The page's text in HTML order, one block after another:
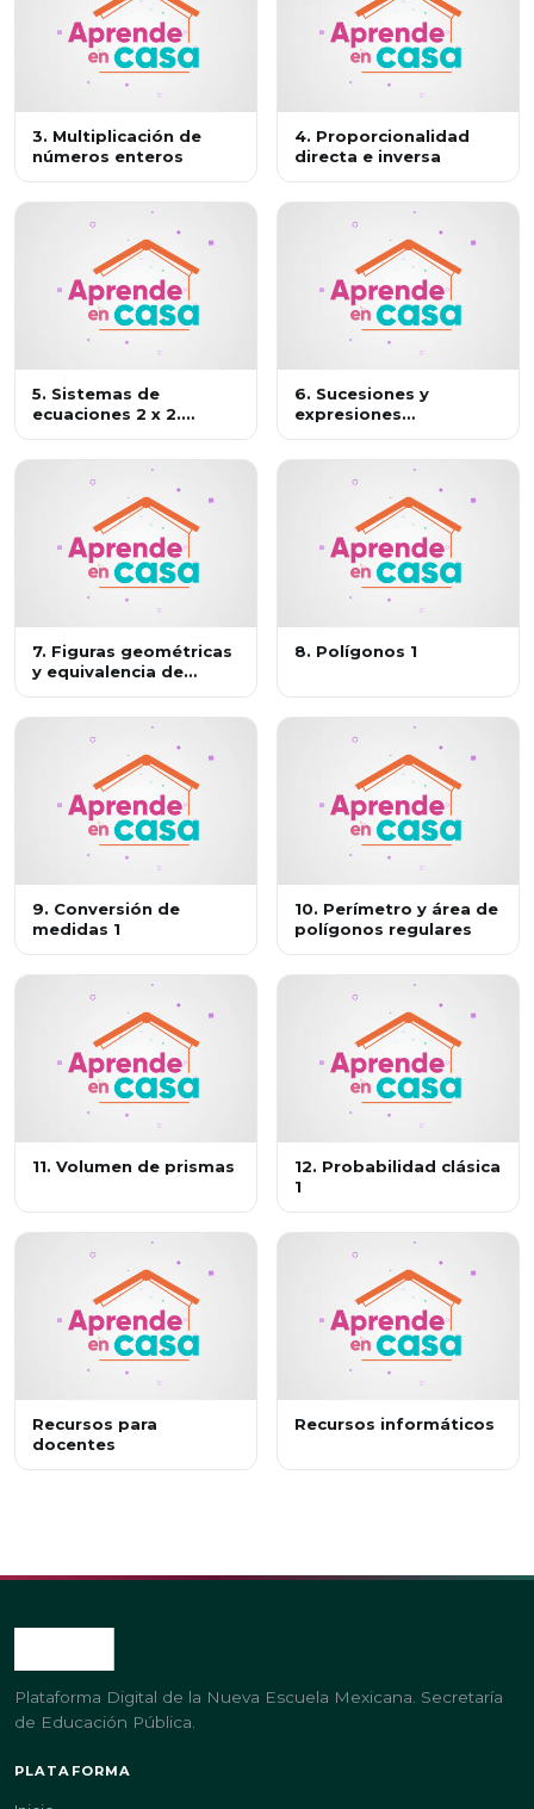
3. Multiplicación de
números enteros
4. Proporcionalidad
directa e inversa
5. Sistemas de
ecuaciones 2 x 2.
6. Sucesiones y
expresiones
7. Figuras geométricas
y equivalencia de
8. Polígonos 1
9. Conversión de
medidas 1
10. Perímetro y área de
polígonos regulares
11. Volumen de prismas
12. Probabilidad clásica
1
Recursos para
docentes
Recursos informáticos
Plataforma Digital de la Nueva Escuela Mexicana. Secretaría
de Educación Pública.
PLATAFORMA